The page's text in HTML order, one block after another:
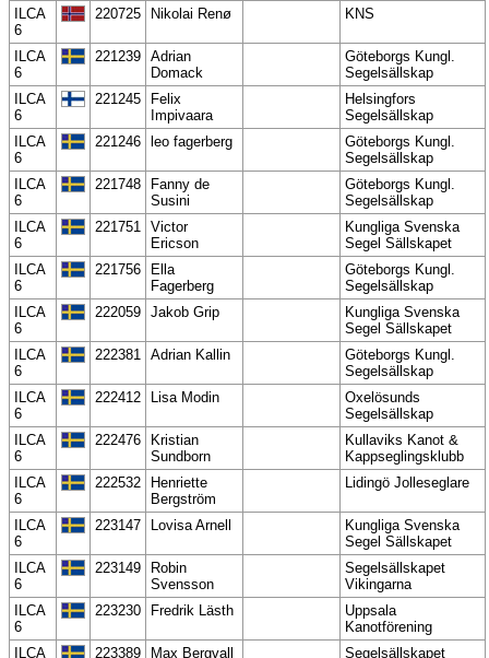
ILCA
6
220725 Nikolai Renø KNS
ILCA
6
221239 Adrian
Domack
Göteborgs Kungl.
Segelsällskap
ILCA
6
221245
Felix
Impivaara
Helsingfors
Segelsällskap
ILCA
6
221246 leo fagerberg
Göteborgs Kungl.
Segelsällskap
ILCA
6
221748
Fanny de
Susini
Göteborgs Kungl.
Segelsällskap
ILCA
6
221751 Victor
Ericson
Kungliga Svenska
Segel Sällskapet
ILCA
6
221756
Ella
Fagerberg
Göteborgs Kungl.
Segelsällskap
ILCA
6
222059 Jakob Grip
Kungliga Svenska
Segel Sällskapet
ILCA
6
222381 Adrian Kallin
Göteborgs Kungl.
Segelsällskap
ILCA
6
222412 Lisa Modin
Oxelösunds
Segelsällskap
ILCA
6
222476
Kristian
Sundborn
Kullaviks Kanot &
Kappseglingsklubb
ILCA
6
222532
Henriette
Bergström
Lidingö Jolleseglare
ILCA
6
223147 Lovisa Arnell
Kungliga Svenska
Segel Sällskapet
ILCA
6
223149
Robin
Svensson
Segelsällskapet
Vikingarna
ILCA
6
223230 Fredrik Lästh
Uppsala
Kanotförening
ILCA
223389 Max Bergvall
Segelsällskapet